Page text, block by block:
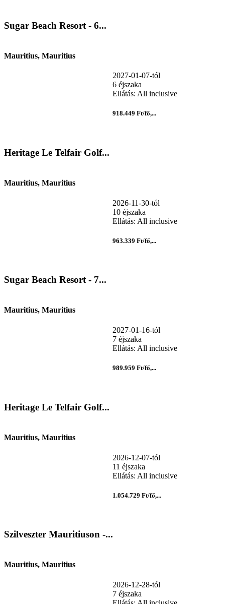
Sugar Beach Resort - 6...
Mauritius, Mauritius
2027-01-07-tól
6 éjszaka
Ellátás: All inclusive
918.449 Ft/fő,...
Heritage Le Telfair Golf...
Mauritius, Mauritius
2026-11-30-tól
10 éjszaka
Ellátás: All inclusive
963.339 Ft/fő,...
Sugar Beach Resort - 7...
Mauritius, Mauritius
2027-01-16-tól
7 éjszaka
Ellátás: All inclusive
989.959 Ft/fő,...
Heritage Le Telfair Golf...
Mauritius, Mauritius
2026-12-07-tól
11 éjszaka
Ellátás: All inclusive
1.054.729 Ft/fő,...
Szilveszter Mauritiuson -...
Mauritius, Mauritius
2026-12-28-tól
7 éjszaka